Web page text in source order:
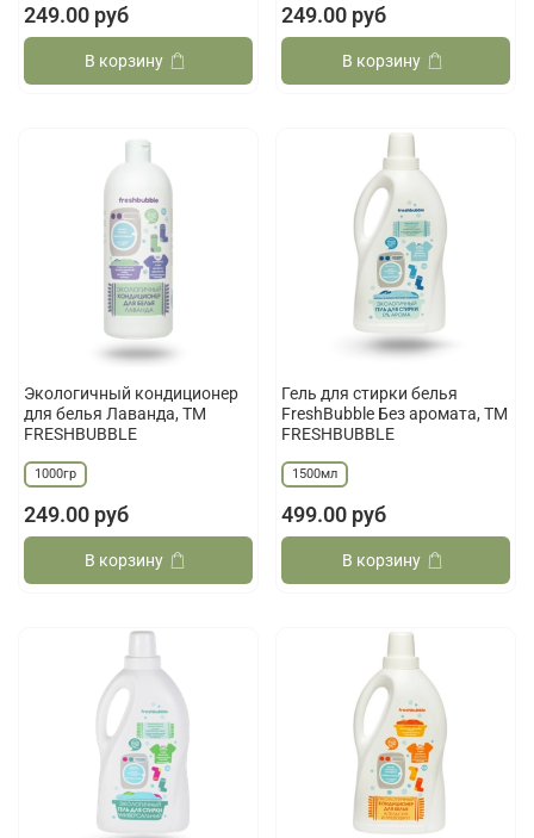
249.00 руб
В корзину
249.00 руб
В корзину
Экологичный кондиционер
для белья Лаванда, ТМ
FRESHBUBBLE
1000гр
249.00 руб
В корзину
Гель для стирки белья
FreshBubble Без аромата, ТМ
FRESHBUBBLE
1500мл
499.00 руб
В корзину